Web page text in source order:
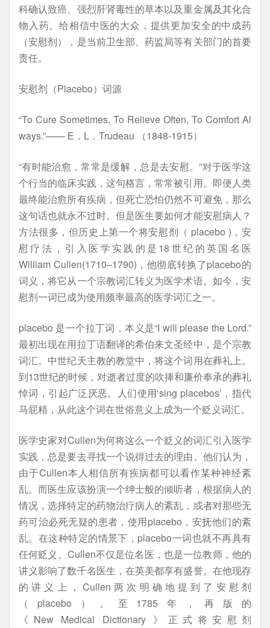
科确认致癌、强烈肝肾毒性的草本以及重金属及其化合
物入药。给相信中医的大众，提供更加安全的中成药
（安慰剂），是当前卫生部、药监局等有关部门的首要
责任。
安慰剂（Placebo）词源
“To Cure Sometimes, To Relieve Often, To Comfort Al
ways.”—— E．L．Trudeau （1848-1915）
“有时能治愈，常常是缓解，总是去安慰。”对于医学这
个行当的临床实践，这句格言，常常被引用。即便人类
最终能治愈所有疾病，但死亡恐怕仍然不可避免，那么
这句话也就永不过时。但是医生要如何才能安慰病人？
方法很多，但历史上第一个将安慰剂（ placebo )，安
慰疗法，引入医学实践的是18世纪的英国名医
William Cullen(1710–1790)，他彻底转换了placebo的
词义，将它从一个宗教词汇转义为医学术语。如今，安
慰剂一词已成为使用频率最高的医学词汇之一。
placebo 是一个拉丁词，本义是“I will please the Lord.”
最初出现在用拉丁语翻译的希伯来文圣经中，是个宗教
词汇。中世纪天主教的教堂中，将这个词用在葬礼上。
到13世纪的时候，对逝者过度的吹捧和廉价奉承的葬礼
悼词，引起广泛厌恶。人们使用‘sing placebos’，指代
马屁精，从此这个词在世俗意义上成为一个贬义词汇。
医学史家对Cullen为何将这么一个贬义的词汇引入医学
实践，总是要去寻找一个说得过去的理由。他们认为，
由于Cullen本人相信所有疾病都可以看作某种神经紊
乱。而医生应该扮演一个绅士般的倾听者，根据病人的
情况，选择特定的药物治疗病人的紊乱，或者对那些无
药可治必死无疑的患者，使用placebo，安抚他们的紊
乱。在这种特定的情景下，placebo一词也就不再具有
任何贬义。Cullen不仅是位名医，也是一位教师，他的
讲义影响了数千名医生，在英美都享有盛誉。在他现存
的讲义上，Cullen两次明确地提到了安慰剂
（placebo）。至1785年，再版的
《New Medical Dictionary 》正式将安慰剂